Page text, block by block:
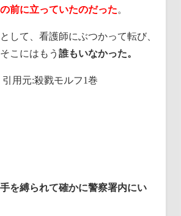
前に立っていたのだった。
して、看護師にぶつかって転び、
こにはもう 誰もいなかった。
用元:殺戮モルフ1巻
を縛られて確かに警察署内にい